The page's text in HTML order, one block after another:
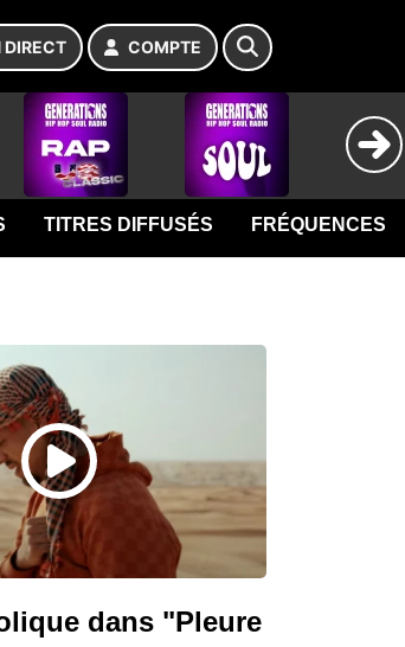
DIRECT COMPTE
TITRES DIFFUSÉS FRÉQUENCES
dans "Pleure